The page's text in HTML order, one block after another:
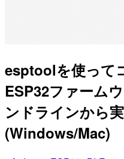
esptoolを使って
ESP32ファーム
ンドラインから
(Windows/Mac)